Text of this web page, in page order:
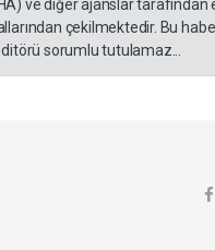
ve diğer ajanslar tarafından
çekilmektedir. Bu
sorumlu tutulamaz...